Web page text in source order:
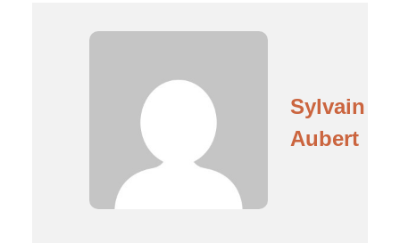
Sylvain
Aubert